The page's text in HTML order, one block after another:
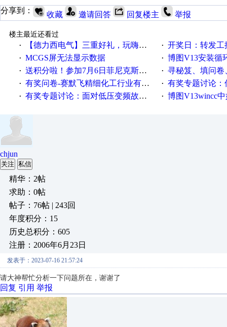
分享到： 收藏 邀请回答 回复楼主 举报
楼主最近还看过
·
【德力西电气】三重好礼，玩嗨夏日！ · 开奖日：转发工控速派
· MCGS屏无法显示数据 · 博图V13安装循环重启
· 送积分啦！参加7月6日菲尼克斯在线研讨会即得 · 寻秘笈、填问卷
· 有奖问卷-赛默飞精细化工行业有奖调查来袭！ · 有奖专题讨论：伺服选择
· 有奖专题讨论：面对低压变频故障，老手是这样解决的！ · 博图V13wincc中如何
chjun
关注 私信
精华：2帖
求助：0帖
帖子：76帖 | 243回
年度积分：15
历史总积分：605
注册：2006年6月23日
发表于：2023-07-16 21:57:24
请大神帮忙分析一下问题所在，谢谢了
回复 引用 举报